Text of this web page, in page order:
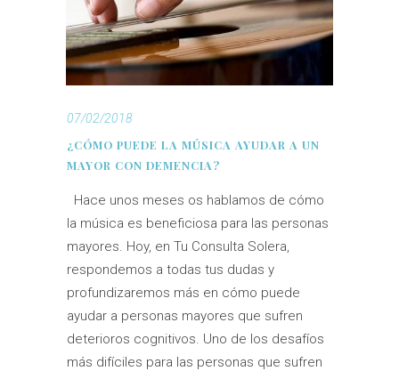
07/02/2018
¿CÓMO PUEDE LA MÚSICA AYUDAR A UN
MAYOR CON DEMENCIA?
Hace unos meses os hablamos de cómo
la música es beneficiosa para las personas
mayores. Hoy, en Tu Consulta Solera,
respondemos a todas tus dudas y
profundizaremos más en cómo puede
ayudar a personas mayores que sufren
deterioros cognitivos. Uno de los desafíos
más difíciles para las personas que sufren